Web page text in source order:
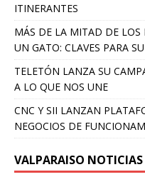
ITINERANTES
MÁS DE LA MITAD DE LOS
UN GATO: CLAVES PARA
TELETÓN LANZA SU
A LO QUE NOS UNE
CNC Y SII LANZAN
NEGOCIOS DE
VALPARAISO NOTICIAS